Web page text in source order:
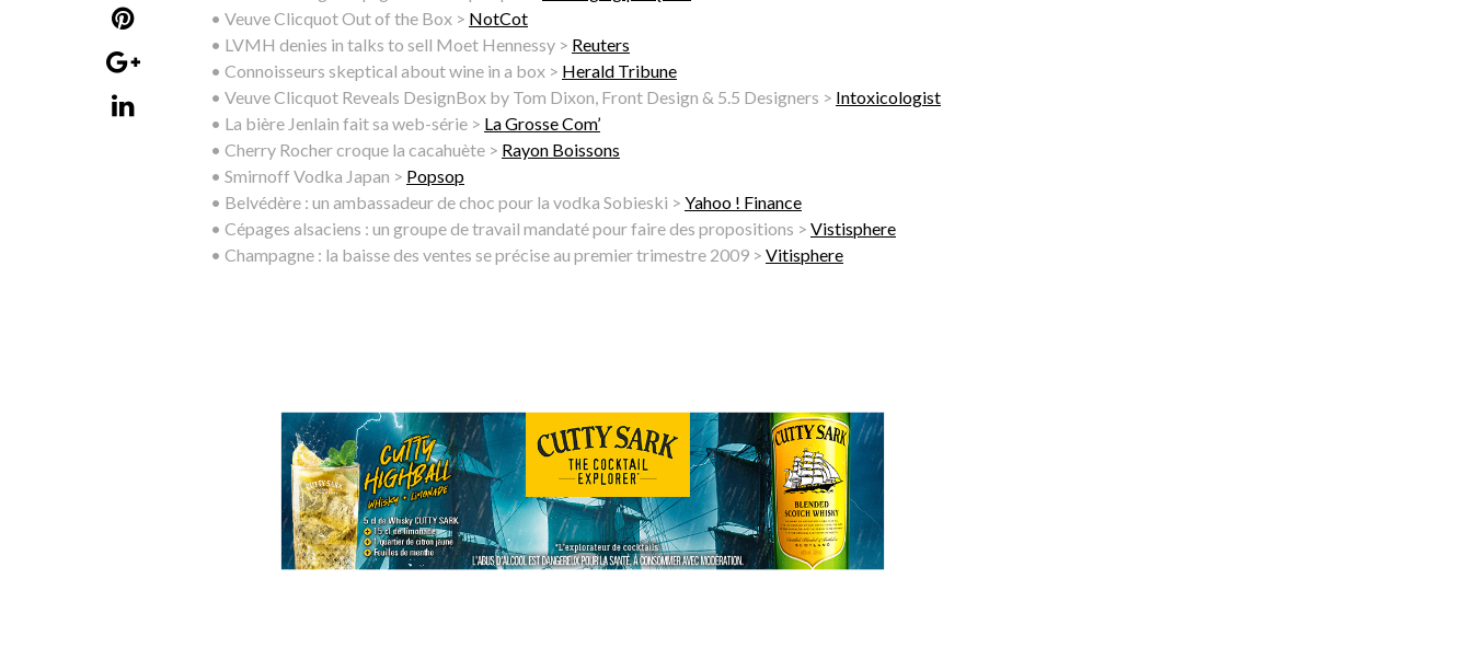
• Veuve Clicquot Out of the Box > NotCot
• LVMH denies in talks to sell Moet Hennessy > Reuters
• Connoisseurs skeptical about wine in a box > Herald Tribune
• Veuve Clicquot Reveals DesignBox by Tom Dixon, Front Design & 5.5 Designers > Intoxicologist
• La bière Jenlain fait sa web-série > La Grosse Com’
• Cherry Rocher croque la cacahuète > Rayon Boissons
• Smirnoff Vodka Japan > Popsop
• Belvédère : un ambassadeur de choc pour la vodka Sobieski > Yahoo ! Finance
• Cépages alsaciens : un groupe de travail mandaté pour faire des propositions > Vistisphere
• Champagne : la baisse des ventes se précise au premier trimestre 2009 > Vitisphere